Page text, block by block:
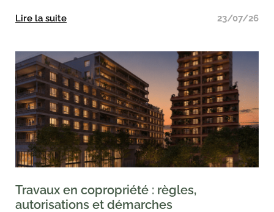
Lire la suite 23/07/26
Travaux en copropriété : règles,
autorisations et démarches